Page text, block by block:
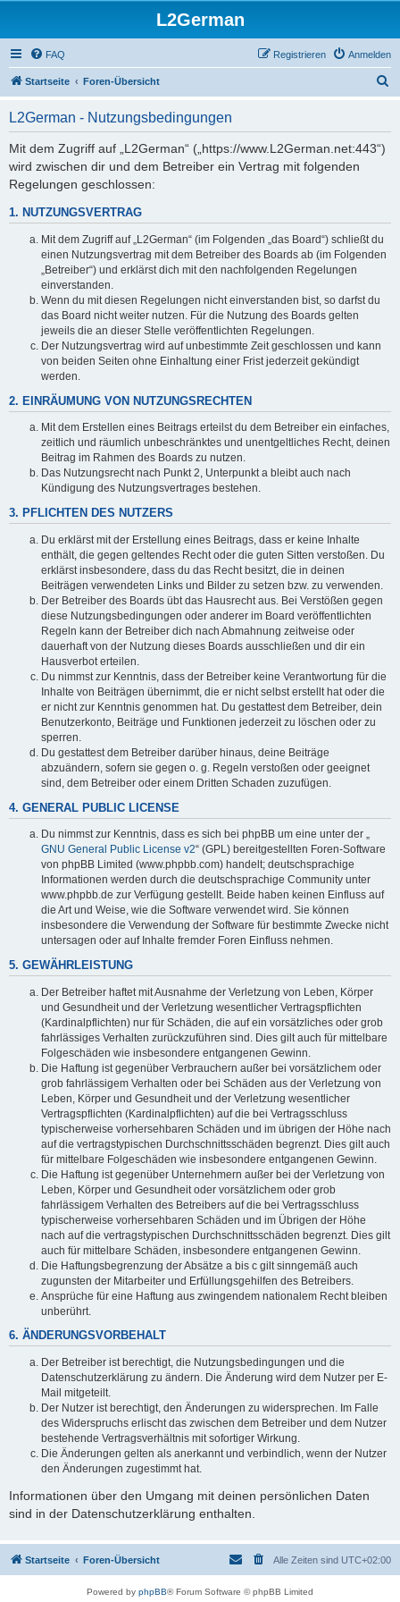
L2German
FAQ Anmelden
Registrieren
Startseite Foren-Übersicht
L2German - Nutzungsbedingungen
Mit dem Zugriff auf „L2German“ („https://www.L2German.net:443“)
wird zwischen dir und dem Betreiber ein Vertrag mit folgenden
Regelungen geschlossen:
1. NUTZUNGSVERTRAG
Mit dem Zugriff auf „L2German“ (im Folgenden „das Board“) schließt du
einen Nutzungsvertrag mit dem Betreiber des Boards ab (im Folgenden
„Betreiber“) und erklärst dich mit den nachfolgenden Regelungen
einverstanden.
Wenn du mit diesen Regelungen nicht einverstanden bist, so darfst du
das Board nicht weiter nutzen. Für die Nutzung des Boards gelten
jeweils die an dieser Stelle veröffentlichten Regelungen.
Der Nutzungsvertrag wird auf unbestimmte Zeit geschlossen und kann
von beiden Seiten ohne Einhaltung einer Frist jederzeit gekündigt
werden.
2. EINRÄUMUNG VON NUTZUNGSRECHTEN
Mit dem Erstellen eines Beitrags erteilst du dem Betreiber ein einfaches,
zeitlich und räumlich unbeschränktes und unentgeltliches Recht, deinen
Beitrag im Rahmen des Boards zu nutzen.
Das Nutzungsrecht nach Punkt 2, Unterpunkt a bleibt auch nach
Kündigung des Nutzungsvertrages bestehen.
3. PFLICHTEN DES NUTZERS
Du erklärst mit der Erstellung eines Beitrags, dass er keine Inhalte
enthält, die gegen geltendes Recht oder die guten Sitten verstoßen. Du
erklärst insbesondere, dass du das Recht besitzt, die in deinen
Beiträgen verwendeten Links und Bilder zu setzen bzw. zu verwenden.
Der Betreiber des Boards übt das Hausrecht aus. Bei Verstößen gegen
diese Nutzungsbedingungen oder anderer im Board veröffentlichten
Regeln kann der Betreiber dich nach Abmahnung zeitweise oder
dauerhaft von der Nutzung dieses Boards ausschließen und dir ein
Hausverbot erteilen.
Du nimmst zur Kenntnis, dass der Betreiber keine Verantwortung für die
Inhalte von Beiträgen übernimmt, die er nicht selbst erstellt hat oder die
er nicht zur Kenntnis genommen hat. Du gestattest dem Betreiber, dein
Benutzerkonto, Beiträge und Funktionen jederzeit zu löschen oder zu
sperren.
Du gestattest dem Betreiber darüber hinaus, deine Beiträge
abzuändern, sofern sie gegen o. g. Regeln verstoßen oder geeignet
sind, dem Betreiber oder einem Dritten Schaden zuzufügen.
4. GENERAL PUBLIC LICENSE
Du nimmst zur Kenntnis, dass es sich bei phpBB um eine unter der „
GNU General Public License v2“ (GPL) bereitgestellten Foren-Software
von phpBB Limited (www.phpbb.com) handelt; deutschsprachige
Informationen werden durch die deutschsprachige Community unter
www.phpbb.de zur Verfügung gestellt. Beide haben keinen Einfluss auf
die Art und Weise, wie die Software verwendet wird. Sie können
insbesondere die Verwendung der Software für bestimmte Zwecke nicht
untersagen oder auf Inhalte fremder Foren Einfluss nehmen.
5. GEWÄHRLEISTUNG
Der Betreiber haftet mit Ausnahme der Verletzung von Leben, Körper
und Gesundheit und der Verletzung wesentlicher Vertragspflichten
(Kardinalpflichten) nur für Schäden, die auf ein vorsätzliches oder grob
fahrlässiges Verhalten zurückzuführen sind. Dies gilt auch für mittelbare
Folgeschäden wie insbesondere entgangenen Gewinn.
Die Haftung ist gegenüber Verbrauchern außer bei vorsätzlichem oder
grob fahrlässigem Verhalten oder bei Schäden aus der Verletzung von
Leben, Körper und Gesundheit und der Verletzung wesentlicher
Vertragspflichten (Kardinalpflichten) auf die bei Vertragsschluss
typischerweise vorhersehbaren Schäden und im übrigen der Höhe nach
auf die vertragstypischen Durchschnittsschäden begrenzt. Dies gilt auch
für mittelbare Folgeschäden wie insbesondere entgangenen Gewinn.
Die Haftung ist gegenüber Unternehmern außer bei der Verletzung von
Leben, Körper und Gesundheit oder vorsätzlichem oder grob
fahrlässigem Verhalten des Betreibers auf die bei Vertragsschluss
typischerweise vorhersehbaren Schäden und im Übrigen der Höhe
nach auf die vertragstypischen Durchschnittsschäden begrenzt. Dies gilt
auch für mittelbare Schäden, insbesondere entgangenen Gewinn.
Die Haftungsbegrenzung der Absätze a bis c gilt sinngemäß auch
zugunsten der Mitarbeiter und Erfüllungsgehilfen des Betreibers.
Ansprüche für eine Haftung aus zwingendem nationalem Recht bleiben
unberührt.
6. ÄNDERUNGSVORBEHALT
Der Betreiber ist berechtigt, die Nutzungsbedingungen und die
Datenschutzerklärung zu ändern. Die Änderung wird dem Nutzer per E-
Mail mitgeteilt.
Der Nutzer ist berechtigt, den Änderungen zu widersprechen. Im Falle
des Widerspruchs erlischt das zwischen dem Betreiber und dem Nutzer
bestehende Vertragsverhältnis mit sofortiger Wirkung.
Die Änderungen gelten als anerkannt und verbindlich, wenn der Nutzer
den Änderungen zugestimmt hat.
Informationen über den Umgang mit deinen persönlichen Daten
sind in der Datenschutzerklärung enthalten.
Startseite Foren-Übersicht Alle Zeiten sind UTC+02:00
Powered by phpBB® Forum Software © phpBB Limited